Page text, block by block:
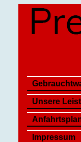
Unsere
Impressum